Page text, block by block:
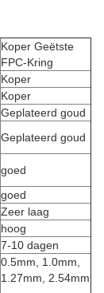
Koper Geëtste
FPC-Kring
Koper
Koper
Geplateerd goud
Geplateerd goud
goed
goed
Zeer laag
hoog
7-10 dagen
0.5mm, 1.0mm,
1.27mm, 2.54mm